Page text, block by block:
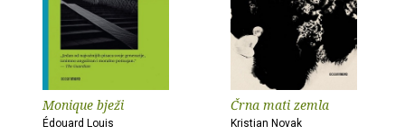
Monique bježi
Édouard Louis
Črna mati zemla
Kristian Novak